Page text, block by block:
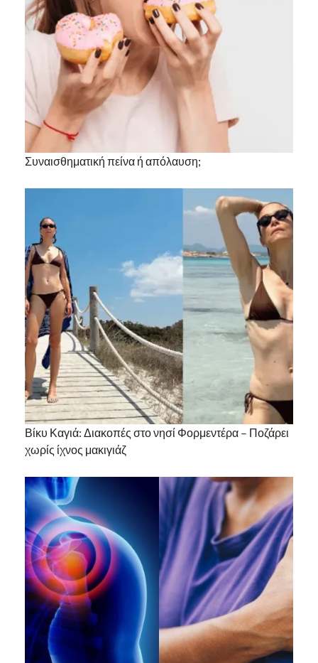
Συναισθηματική πείνα ή απόλαυση;
Βίκυ Καγιά: Διακοπές στο νησί Φορμεντέρα – Ποζάρει
χωρίς ίχνος μακιγιάζ